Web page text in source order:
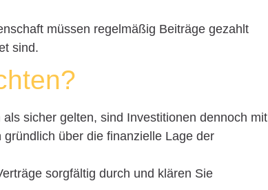
müssen regelmäßig Beiträge gezahlt
sind.
sicher gelten, sind Investitionen dennoch mit
über die finanzielle Lage der
sorgfältig durch und klären Sie